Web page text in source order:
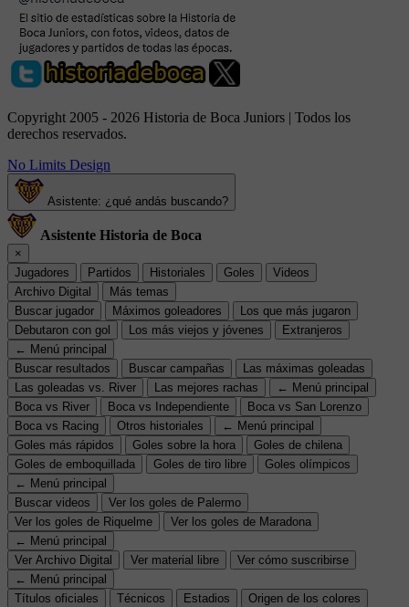
Copyright 2005 - 2026 Historia de Boca Juniors | Todos los
derechos reservados.
No Limits Design
Asistente: ¿qué andás buscando?
Asistente Historia de Boca
×
Jugadores
Partidos Historiales Goles
Videos
Archivo Digital
Más temas
Buscar jugador
Máximos goleadores
Los que más jugaron
Debutaron con gol
Los más viejos y jóvenes
Extranjeros
← Menú principal
Buscar resultados
Buscar campañas
Las máximas goleadas
Las goleadas vs. River
Las mejores rachas
← Menú principal
Boca vs River
Boca vs Independiente
Boca vs San Lorenzo
Boca vs Racing
Otros historiales
← Menú principal
Goles más rápidos
Goles sobre la hora
Goles de chilena
Goles de emboquillada
Goles de tiro libre
Goles olímpicos
← Menú principal
Buscar videos
Ver los goles de Palermo
Ver los goles de Riquelme
Ver los goles de Maradona
← Menú principal
Ver Archivo Digital
Ver material libre
Ver cómo suscribirse
← Menú principal
Títulos oficiales
Técnicos Estadios
Origen de los colores